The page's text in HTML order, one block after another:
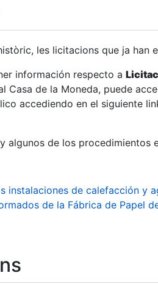
les licitacions que ja
información respecto a
Casa de la Moneda, puede
accediendo en el siguiente
algunos de los procedimientos
instalaciones de calefacción y
de la Fábrica de Papel